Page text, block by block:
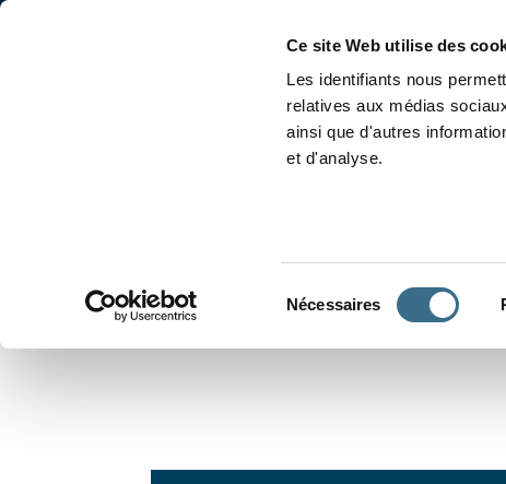
Ce site Web utilise des
Les identifiants nous
relatives aux médias
ainsi que d'autres
et d'analyse.
Nécessaires